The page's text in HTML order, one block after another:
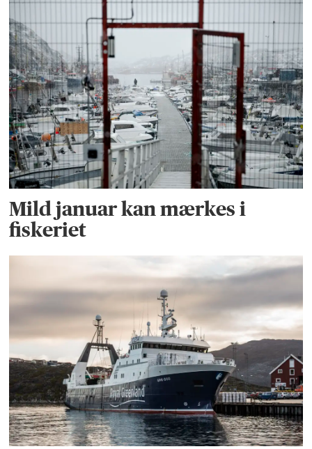
Mild januar kan mærkes i
fiskeriet